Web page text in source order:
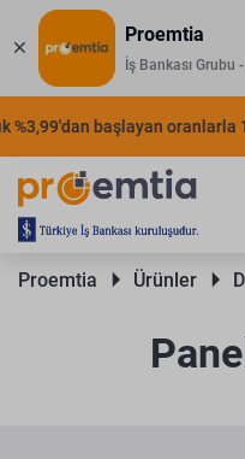
Proemtia
İş Bankası Grubu
başlayan oranlarla
Proemtia Ürünler